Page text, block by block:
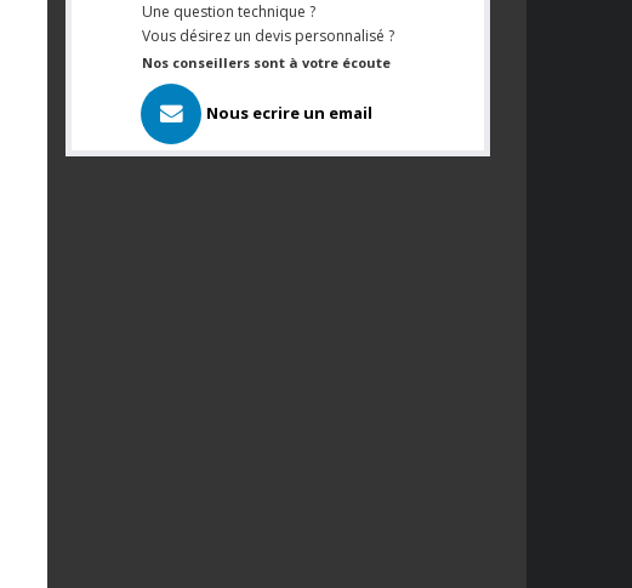
Une question technique ?
Vous désirez un devis personnalisé ?
Nos conseillers sont à votre écoute
Nous ecrire un email